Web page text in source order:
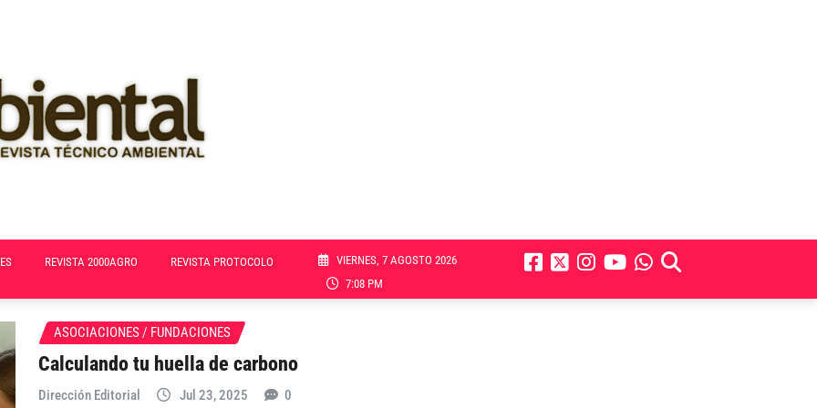
REVISTA 2000AGRO REVISTA PROTOCOLO
VIERNES, 7 AGOSTO 2026
7:08 PM
ASOCIACIONES / FUNDACIONES
Calculando tu huella de carbono
Dirección Editorial Jul 23, 2025 0